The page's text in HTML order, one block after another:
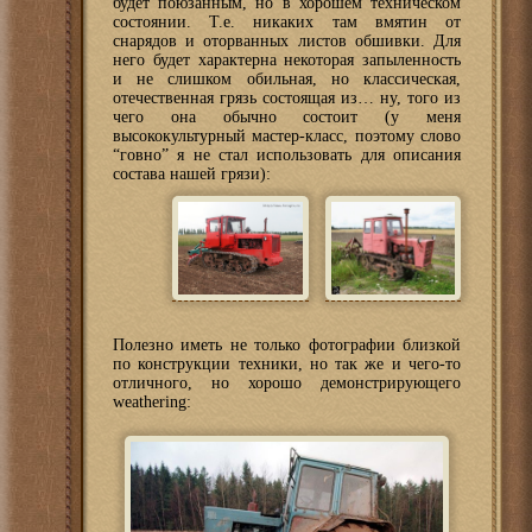
состоянии. Т.е. никаких там вмятин от
снарядов и оторванных листов обшивки. Для
него будет характерна некоторая запыленность
и не слишком обильная, но классическая,
отечественная грязь состоящая из… ну, того из
чего она обычно состоит (у меня
высококультурный мастер-класс, поэтому слово
“говно” я не стал использовать для описания
состава нашей грязи):
Полезно иметь не только фотографии близкой
по конструкции техники, но так же и чего-то
отличного, но хорошо демонстрирующего
weathering: